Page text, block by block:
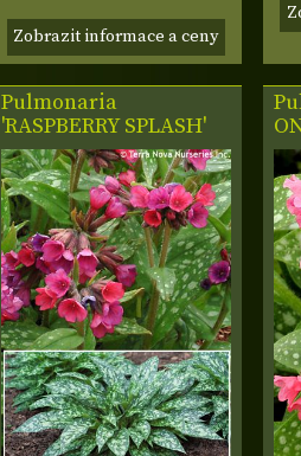
Zobrazit informace a ceny
Pulmonaria
'RASPBERRY SPLASH'